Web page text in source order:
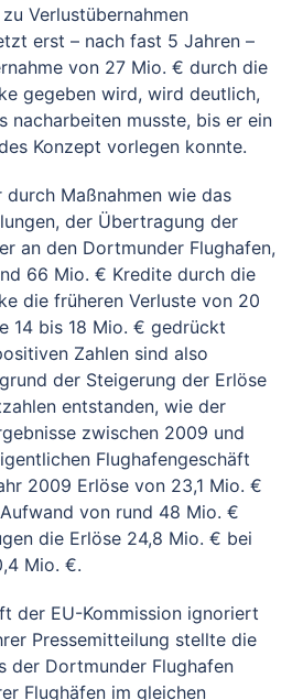
Verlustübernahmen
erst – nach fast 5 Jahren –
von 27 Mio. € durch die
gegeben wird, wird deutlich,
nacharbeiten musste, bis er ein
Konzept vorlegen konnte.
durch Maßnahmen wie das
der Übertragung der
an den Dortmunder Flughafen,
66 Mio. € Kredite durch die
die früheren Verluste von 20
14 bis 18 Mio. € gedrückt
Zahlen sind also
der Steigerung der Erlöse
entstanden, wie der
zwischen 2009 und
Flughafengeschäft
2009 Erlöse von 23,1 Mio. €
von rund 48 Mio. €
die Erlöse 24,8 Mio. € bei
Mio. €.
der EU-Kommission ignoriert
Pressemitteilung stellte die
der Dortmunder Flughafen
Flughäfen im gleichen